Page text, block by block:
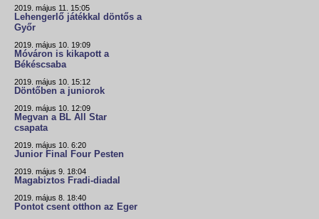
2019. május 11. 15:05
Lehengerlő játékkal döntős a
Győr
2019. május 10. 19:09
Móváron is kikapott a
Békéscsaba
2019. május 10. 15:12
Döntőben a juniorok
2019. május 10. 12:09
Megvan a BL All Star
csapata
2019. május 10. 6:20
Junior Final Four Pesten
2019. május 9. 18:04
Magabiztos Fradi-diadal
2019. május 8. 18:40
Pontot csent otthon az Eger